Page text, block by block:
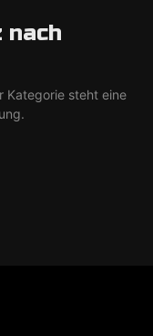
nach
Kategorie steht eine